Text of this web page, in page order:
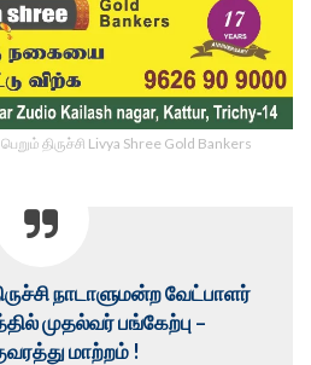
திருச்சி Livya Shree Gold Bankers
நாடாளுமன்ற வேட்பாளர்
முதல்வர் பங்கேற்பு –
மாற்றம் !